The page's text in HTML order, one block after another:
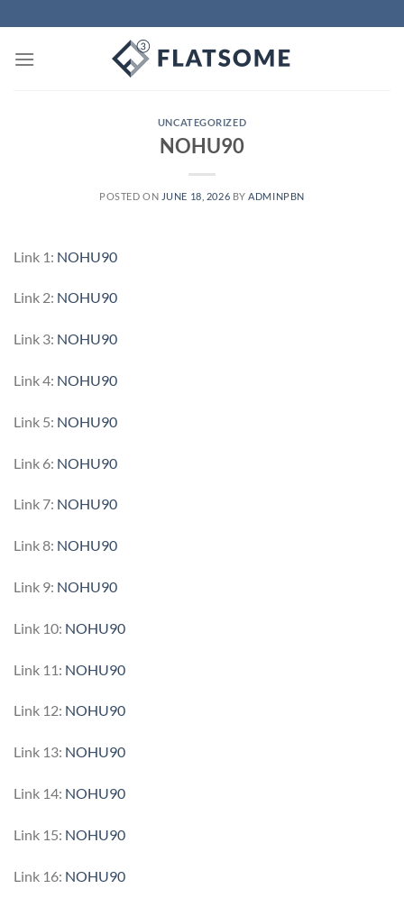
to
content
UNCATEGORIZED
NOHU90
POSTED ON JUNE 18, 2026 BY ADMINPBN
Link 1: NOHU90
Link 2: NOHU90
Link 3: NOHU90
Link 4: NOHU90
Link 5: NOHU90
Link 6: NOHU90
Link 7: NOHU90
Link 8: NOHU90
Link 9: NOHU90
Link 10: NOHU90
Link 11: NOHU90
Link 12: NOHU90
Link 13: NOHU90
Link 14: NOHU90
Link 15: NOHU90
Link 16: NOHU90